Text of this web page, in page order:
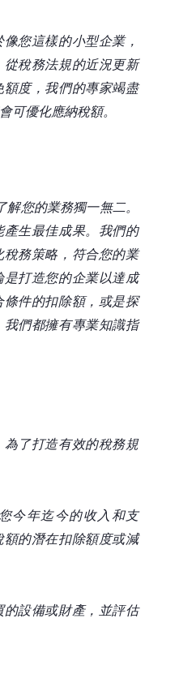
您這樣的小型企業，
稅務法規的近況更新
度，我們的專家竭盡
可優化應納稅額。
您的業務獨一無二。
生最佳成果。我們的
務策略，符合您的業
打造您的企業以達成
件的扣除額，或是探
們都擁有專業知識指
了打造有效的稅務規
今年迄今的收入和支
的潛在扣除額度或減
的設備或財產，並評估